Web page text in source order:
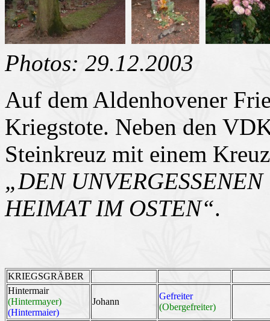
Photos: 29.12.2003
Auf dem Aldenhovener
Kriegstote. Neben den
Steinkreuz mit einem
„DEN
HEIMAT IM OSTEN“.
KRIEGSGRÄBER
Hintermair
(Hintermayer)
(Hintermaier)
Johann
Gefreiter
(Obergefreiter)